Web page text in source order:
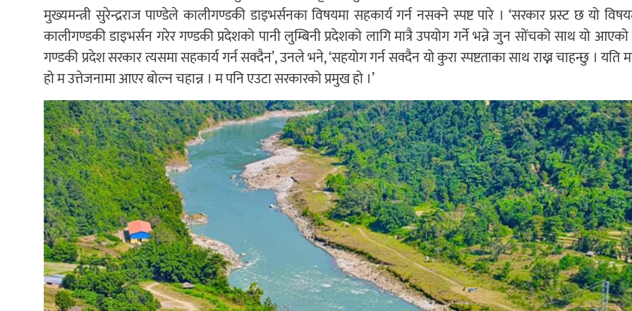
मुख्यमन्त्री सुरेन्द्रराज पाण्डेले कालीगण्डकी डाइभर्सनका विषयमा सहकार्य गर्न नसक्ने स्पष्ट पारे । ‘सरकार प्रस्ट छ यो
कालीगण्डकी डाइभर्सन गरेर गण्डकी प्रदेशको पानी लुम्बिनी प्रदेशको लागि मात्रै उपयोग गर्ने भन्ने जुन सोंचको साथ यो
गण्डकी प्रदेश सरकार त्यसमा सहकार्य गर्न सक्दैन’, उनले भने, ‘सहयोग गर्न सक्दैन यो कुरा स्पष्टताका साथ राख्न चाहन्छु । यति
हो म उत्तेजनामा आएर बोल्न चहान्न । म पनि एउटा सरकारको प्रमुख हो ।’